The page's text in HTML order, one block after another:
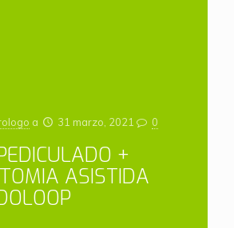
a 31 marzo, 2021 0
+
ASISTIDA